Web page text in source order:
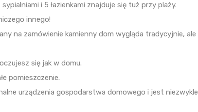
i 5 łazienkami znajduje się tuż przy plaży.
innego!
na zamówienie kamienny dom wygląda tradycyjnie, ale
się jak w domu.
pomieszczenie.
urządzenia gospodarstwa domowego i jest niezwykle